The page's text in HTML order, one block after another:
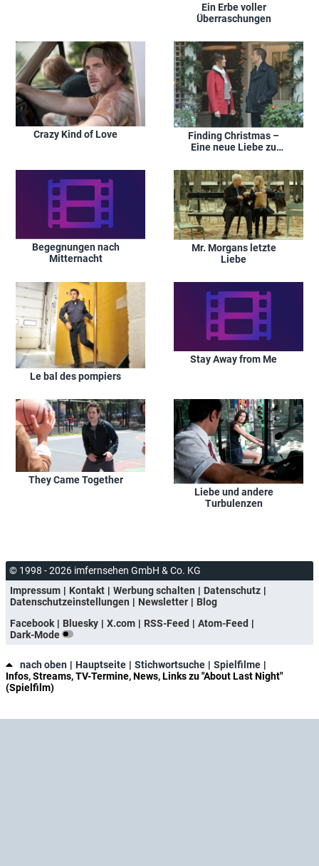
Ein Erbe voller
Überraschungen
Crazy Kind of Love
Finding Christmas –
Eine neue Liebe zu
Begegnungen nach
Mitternacht
Mr. Morgans letzte
Liebe
Le bal des pompiers
Stay Away from Me
They Came Together
Liebe und andere
Turbulenzen
© 1998 - 2026 imfernsehen GmbH & Co. KG
Impressum
Kontakt Werbung schalten
Datenschutz
Datenschutzeinstellungen
Newsletter
Blog
Facebook
Bluesky X.com RSS-Feed
Atom-Feed
Dark-Mode
nach oben Hauptseite Stichwortsuche
Spielfilme
Infos, Streams, TV-Termine, News, Links zu "About Last Night"
(Spielfilm)